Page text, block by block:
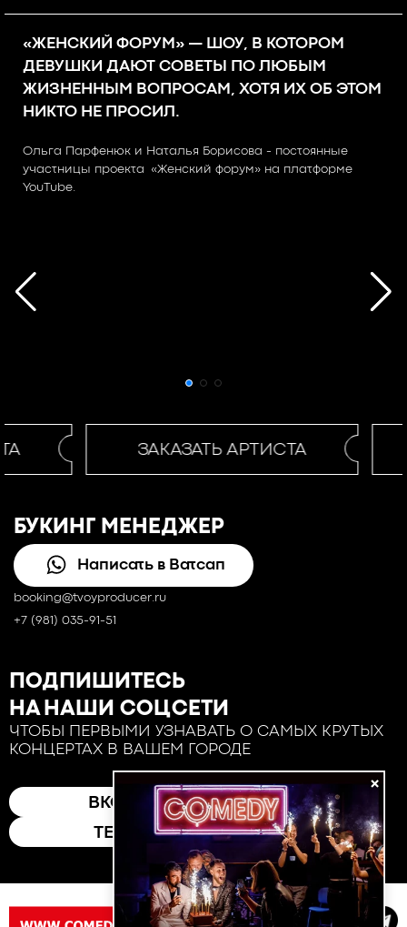
«ЖЕНСКИЙ ФОРУМ» — ШОУ, В КОТОРОМ
ДЕВУШКИ ДАЮТ СОВЕТЫ ПО ЛЮБЫМ
ЖИЗНЕННЫМ ВОПРОСАМ, ХОТЯ ИХ ОБ ЭТОМ
НИКТО НЕ ПРОСИЛ.
Ольга Парфенюк и Наталья Борисова - постоянные
участницы проекта «Женский форум» на платформе
YouTube.
ЗАКАЗАТЬ АРТИСТА
БУКИНГ МЕНЕДЖЕР
Написать в Ватсап
booking@tvoyproducer.ru
+7 (981) 035-91-51
×
ПОДПИШИТЕСЬ
НА НАШИ СОЦСЕТИ
ЧТОБЫ ПЕРВЫМИ УЗНАВАТЬ О САМЫХ КРУТЫХ
КОНЦЕРТАХ В ВАШЕМ ГОРОДЕ
ВКОНТАКТЕ
ТЕЛЕГРАМ